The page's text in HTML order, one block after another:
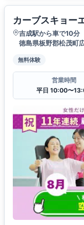
カーブスキョー
吉成駅から車で10分
徳島県板野郡松茂町
無料体験
営業時間
平日 10:00〜